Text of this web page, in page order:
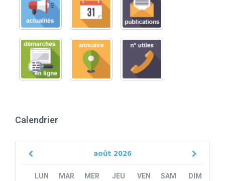
Calendrier
août 2026
Previous
LUN MAR MER JEU VEN SAM DIM